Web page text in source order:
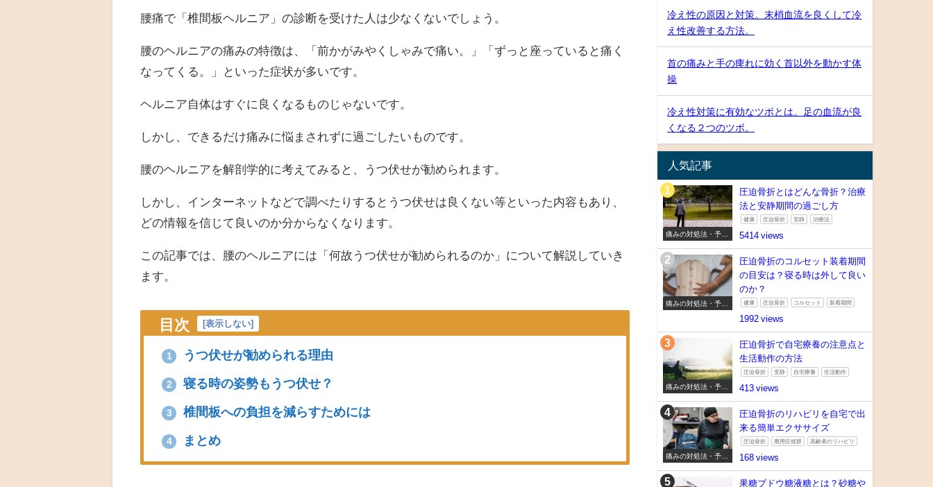
腰痛で「椎間板ヘルニア」の診断を受けた人は少なくないでしょう。
腰のヘルニアの痛みの特徴は、「前かがみやくしゃみで痛い。」「ずっと座っていると痛く
なってくる。」といった症状が多いです。
ヘルニア自体はすぐに良くなるものじゃないです。
しかし、できるだけ痛みに悩まされずに過ごしたいものです。
腰のヘルニアを解剖学的に考えてみると、うつ伏せが勧められます。
しかし、インターネットなどで調べたりするとうつ伏せは良くない等といった内容もあり、
どの情報を信じて良いのか分からなくなります。
この記事では、腰のヘルニアには「何故うつ伏せが勧められるのか」について解説していき
ます。
目次 [表示しない]
1 うつ伏せが勧められる理由
2 寝る時の姿勢もうつ伏せ？
3 椎間板への負担を減らすためには
4 まとめ
冷え性の原因と対策。末梢血流を良くして冷
え性改善する方法。
首の痛みと手の痺れに効く首以外を動かす体
操
冷え性対策に有効なツボとは。足の血流が良
くなる２つのツボ。
人気記事
痛みの対処法・予防
圧迫骨折とはどんな骨折？治療
法と安静期間の過ごし方
健康 圧迫骨折 安静 治療法
5414
痛みの対処法・予防
圧迫骨折のコルセット装着期間
の目安は？寝る時は外して良い
のか？
健康 圧迫骨折 コルセット 装着期間
1992
痛みの対処法・予防
圧迫骨折で自宅療養の注意点と
生活動作の方法
圧迫骨折 安静 自宅療養 生活動作
413
痛みの対処法・予防
圧迫骨折のリハビリを自宅で出
来る簡単エクササイズ
圧迫骨折 廃用症候群 高齢者のリハビリ
168
果糖ブドウ糖液糖とは？砂糖や